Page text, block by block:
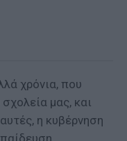
χρόνια, που
μας, και
η κυβέρνηση